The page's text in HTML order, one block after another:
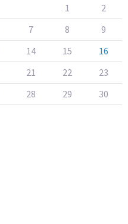
1
2
7 8
9
14 15
16
21 22
23
28 29
30